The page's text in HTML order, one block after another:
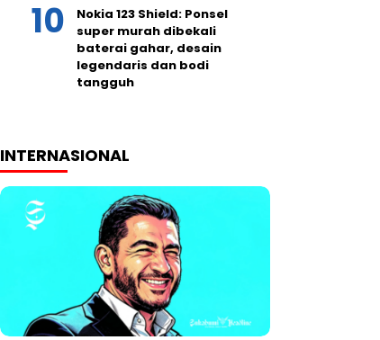
Nokia 123 Shield: Ponsel
super murah dibekali
baterai gahar, desain
legendaris dan bodi
tangguh
INTERNASIONAL